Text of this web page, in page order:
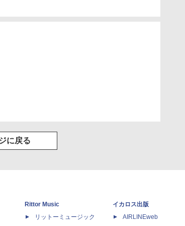
に戻る
Rittor Music
リットーミュージック
イカロス出版
AIRLINEweb